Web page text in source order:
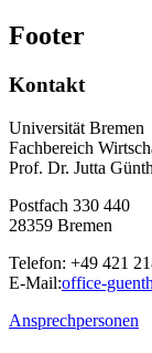
Footer
Kontakt
Universität Bremen
Fachbereich
Prof. Dr. Jutta
Postfach 330 440
28359 Bremen
Telefon: +49 421
E-Mail:office-
Ansprechpersonen